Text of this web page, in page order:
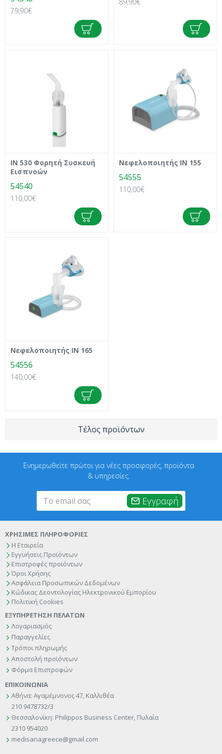
79,90€
54540
IN 530 Φορητή Συσκευή
Εισπνοών
110,00€
54555
Νεφελοποιητής IN 155
110,00€
54556
Νεφελοποιητής IN 165
140,00€
Τέλος προϊόντων
Ενημερωθείτε πρώτοι για νέες προσφορές, προϊόντα
& υπηρεσίες.
Εγγραφή
ΧΡΗΣΙΜΕΣ ΠΛΗΡΟΦΟΡΙΕΣ
Η Εταιρεία
Εγγυήσεις Προϊόντων
Επιστροφές προϊόντων
Όροι Χρήσης
Ασφάλεια Προσωπικών Δεδομένων
Κώδικας Δεοντολογίας Ηλεκτρονικού Εμπορίου
Πολιτική Cookies
ΕΞΥΠΗΡΕΤΗΣΗ ΠΕΛΑΤΩΝ
Λογαριασμός
Παραγγελίες
Τρόποι πληρωμής
Αποστολή προϊόντων
Φόρμα Επιστροφών
ΕΠΙΚΟΙΝΩΝΙΑ
Αθήνα: Αγαμέμνονος 47, Καλλιθέα
210 9478732/3
Θεσσαλονίκη: Philippos Business Center, Πυλαία
2310 954020
medisanagreece@gmail.com